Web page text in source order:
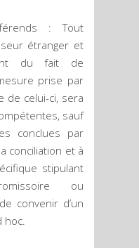
: Tout
étranger et
du fait de
prise par
de celui-ci, sera
sauf
conclues par
conciliation et à
stipulant
ou
convenir d’un
hoc.